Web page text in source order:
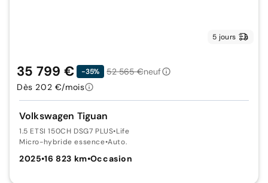
5 jours
Volkswagen Tiguan
1.5 ETSI 150CH DSG7 PLUS•Life
Micro-hybride essence•Auto.
2025•16 823 km•Occasion
35 799 € -35% 52 565 €neuf
Dès 202 €/mois